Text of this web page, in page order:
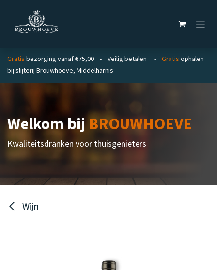
Gratis bezorging vanaf €75,00 - Veilig betalen - Gratis ophalen
bij slijterij Brouwhoeve, Middelharnis
Welkom bijBROUWHOEVE
Kwaliteitsdranken voor thuisgenieters
Wijn